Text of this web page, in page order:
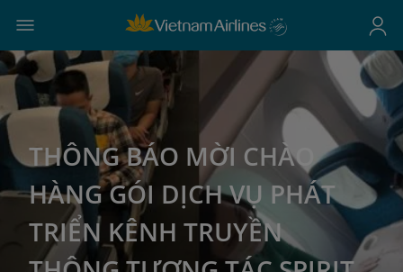
THÔNG BÁO MỜI CHÀO
HÀNG GÓI DỊCH VỤ PHÁT
TRIỂN KÊNH TRUYỀN